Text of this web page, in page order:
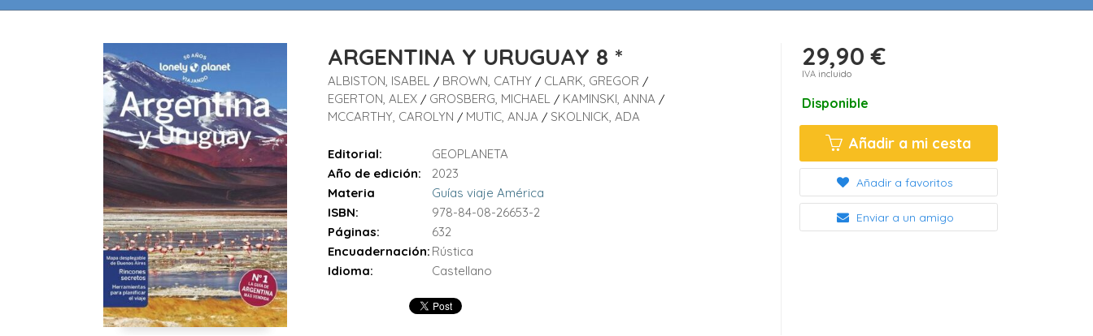
ARGENTINA Y URUGUAY 8 *
ALBISTON, ISABEL / BROWN, CATHY / CLARK, GREGOR /
EGERTON, ALEX / GROSBERG, MICHAEL / KAMINSKI, ANNA /
MCCARTHY, CAROLYN / MUTIC, ANJA / SKOLNICK, ADA
Editorial:
GEOPLANETA
Año de edición:
2023
Materia
Guías viaje América
ISBN:
978-84-08-26653-2
Páginas:
632
Encuadernación: Rústica
Idioma:
Castellano
29,90 €
IVA incluido
Disponible
Añadir a mi cesta
Añadir a favoritos
Enviar a un amigo